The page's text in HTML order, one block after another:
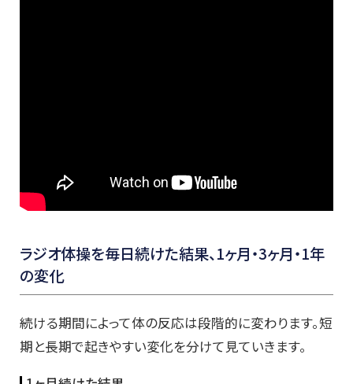
ラジオ体操を毎日続けた結果、1ヶ月・3ヶ月・1年
の変化
続ける期間によって体の反応は段階的に変わります。短
期と長期で起きやすい変化を分けて見ていきます。